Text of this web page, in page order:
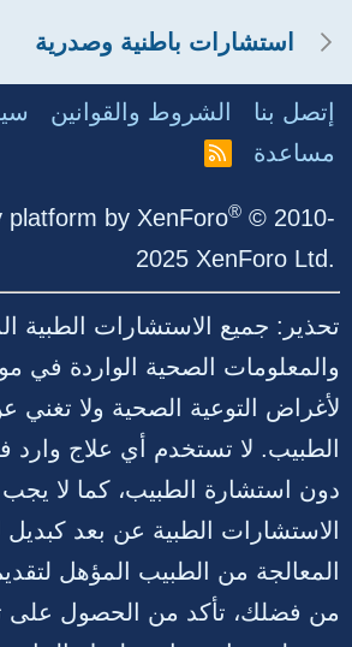
استشارات باطنية وصدرية
إتصل بنا الشروط والقوانين
مساعدة
R
platform by XenForo® © 2010-
2025 XenForo Ltd.
تحذير: جميع الاستشارات الطبية
والمعلومات الصحية الواردة في
لأغراض التوعية الصحية ولا تغني
الطبيب. لا تستخدم أي علاج
دون استشارة الطبيب، كما لا يجب
الاستشارات الطبية عن بعد
المعالجة من الطبيب المؤهل
من فضلك، تأكد من الحصول